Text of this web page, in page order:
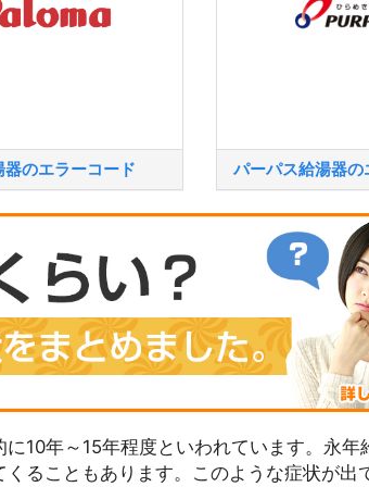
のエラーコード パーパス給湯器の
10年～15年程度といわれています。永年
ることもあります。このような症状が出